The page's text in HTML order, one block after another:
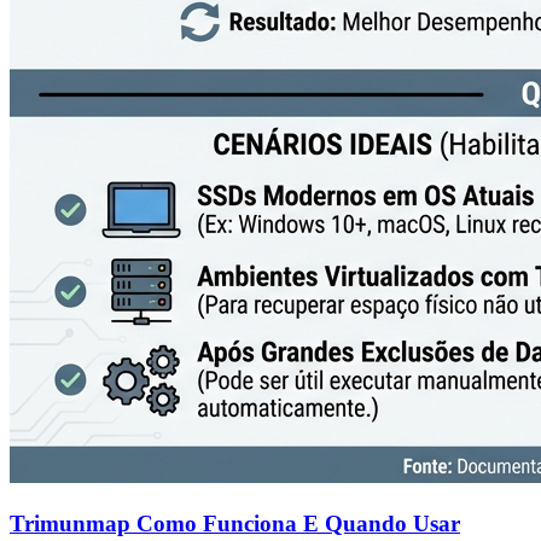
Trimunmap Como Funciona E Quando Usar